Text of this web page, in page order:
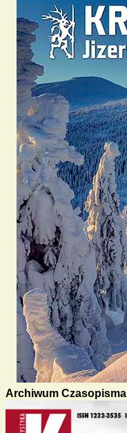
Archiwum Czasopisma